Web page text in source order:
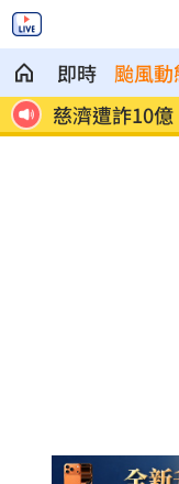
即時 颱風動
炸
就業意外爆
高